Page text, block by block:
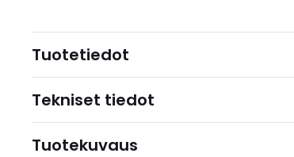
Tuotetiedot
Tekniset tiedot
Tuotekuvaus